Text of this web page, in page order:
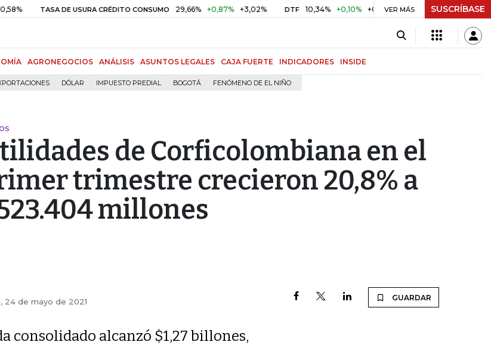
TASA DE USURA CRÉDITO CONSUMO 29,66% +0,87% +3,02% DTF 10,34% +0,10% +0,98% UVR $ 416,81 +$ 0,05 +0,01%
VER MÁS SUSCRÍBASE
AGRONEGOCIOS ANÁLISIS ASUNTOS LEGALES CAJA FUERTE INDICADORES INSIDE
DÓLAR IMPUESTO PREDIAL BOGOTÁ FENÓMENO DE EL NIÑO
de Corficolombiana en el
trimestre crecieron 20,8% a
millones
24 de mayo de 2021 GUARDAR
consolidado alcanzó $1,27 billones,